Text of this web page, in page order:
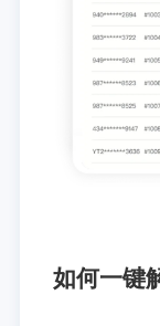
如何一键